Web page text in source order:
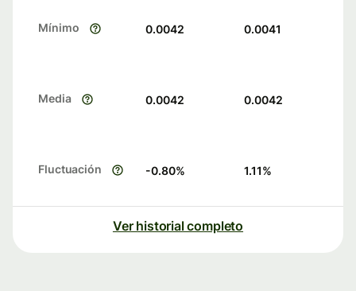
Mínimo 0.0042 0.0041
Media 0.0042 0.0042
Fluctuación -0.80% 1.11%
Ver historial completo